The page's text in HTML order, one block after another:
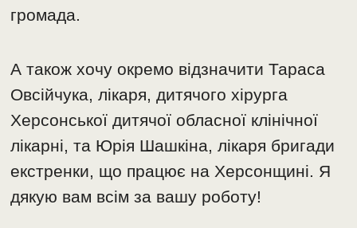
громада.
А також хочу окремо відзначити Тараса
Овсійчука, лікаря, дитячого хірурга
Херсонської дитячої обласної клінічної
лікарні, та Юрія Шашкіна, лікаря бригади
екстренки, що працює на Херсонщині. Я
дякую вам всім за вашу роботу!